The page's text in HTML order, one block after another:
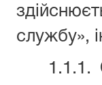
службу»,
1.1.1.